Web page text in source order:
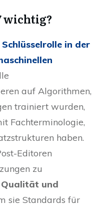
wichtig?
in der
auf Algorithmen,
trainiert wurden,
Fachterminologie,
haben.
Editoren
zu
Qualität und
sie Standards für